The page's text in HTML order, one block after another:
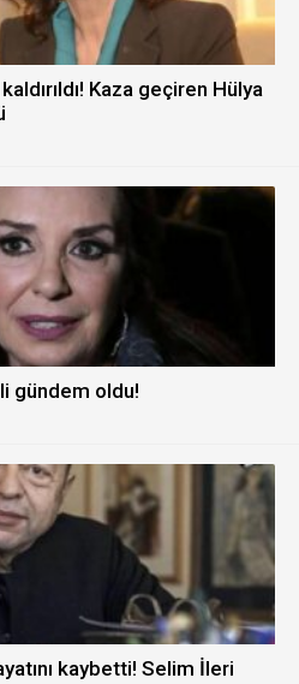
Kaza geçiren Hülya
gündem oldu!
kaybetti! Selim İleri